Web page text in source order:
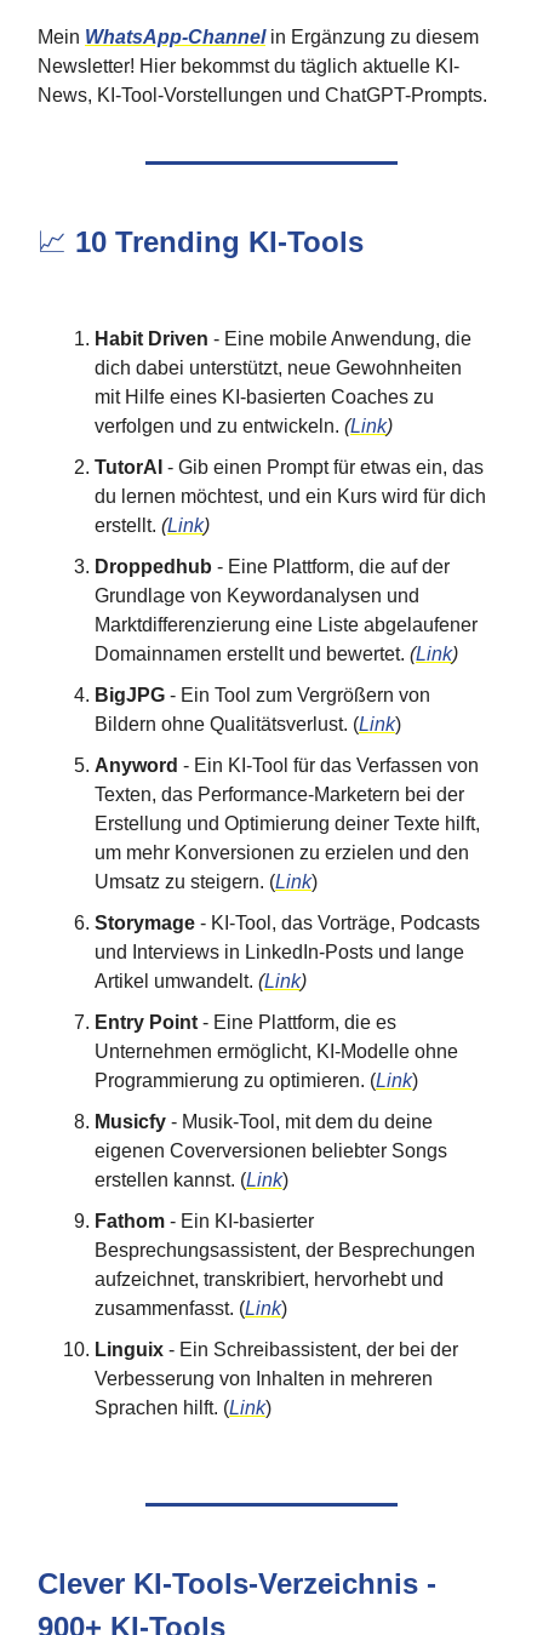
Mein WhatsApp-Channelin Ergänzung zu diesem
Newsletter! Hier bekommst du täglich aktuelle KI-
News, KI-Tool-Vorstellungen und ChatGPT-Prompts.
📈 10 Trending KI-Tools
Habit Driven - Eine mobile Anwendung, die
dich dabei unterstützt, neue Gewohnheiten
mit Hilfe eines KI-basierten Coaches zu
verfolgen und zu entwickeln. (Link)
TutorAI - Gib einen Prompt für etwas ein, das
du lernen möchtest, und ein Kurs wird für dich
erstellt. (Link)
Droppedhub - Eine Plattform, die auf der
Grundlage von Keywordanalysen und
Marktdifferenzierung eine Liste abgelaufener
Domainnamen erstellt und bewertet. (Link)
BigJPG - Ein Tool zum Vergrößern von
Bildern ohne Qualitätsverlust. (Link)
Anyword - Ein KI-Tool für das Verfassen von
Texten, das Performance-Marketern bei der
Erstellung und Optimierung deiner Texte hilft,
um mehr Konversionen zu erzielen und den
Umsatz zu steigern. (Link)
Storymage - KI-Tool, das Vorträge, Podcasts
und Interviews in LinkedIn-Posts und lange
Artikel umwandelt. (Link)
Entry Point - Eine Plattform, die es
Unternehmen ermöglicht, KI-Modelle ohne
Programmierung zu optimieren. (Link)
Musicfy - Musik-Tool, mit dem du deine
eigenen Coverversionen beliebter Songs
erstellen kannst. (Link)
Fathom - Ein KI-basierter
Besprechungsassistent, der Besprechungen
aufzeichnet, transkribiert, hervorhebt und
zusammenfasst. (Link)
Linguix - Ein Schreibassistent, der bei der
Verbesserung von Inhalten in mehreren
Sprachen hilft. (Link)
Clever KI-Tools-Verzeichnis -
900+ KI-Tools